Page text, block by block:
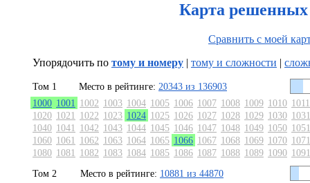
Карта решенных
Сравнить с моей
Упорядочить по тому и номеру | тому и сложности |
Том 1 Место в рейтинге: 20343 из 136903
1000 1001 1002 1003 1004 1005 1006 1007 1008 1009 1010 1011
1020 1021 1022 1023 1024 1025 1026 1027 1028 1029 1030 1031
1040 1041 1042 1043 1044 1045 1046 1047 1048 1049 1050 1051
1060 1061 1062 1063 1064 1065 1066 1067 1068 1069 1070 1071
1080 1081 1082 1083 1084 1085 1086 1087 1088 1089 1090 1091
Том 2
Место в рейтинге: 10881 из 44870